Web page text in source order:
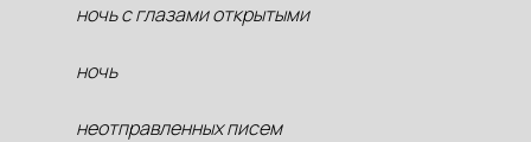
ночь с глазами открытыми
ночь
неотправленных писем